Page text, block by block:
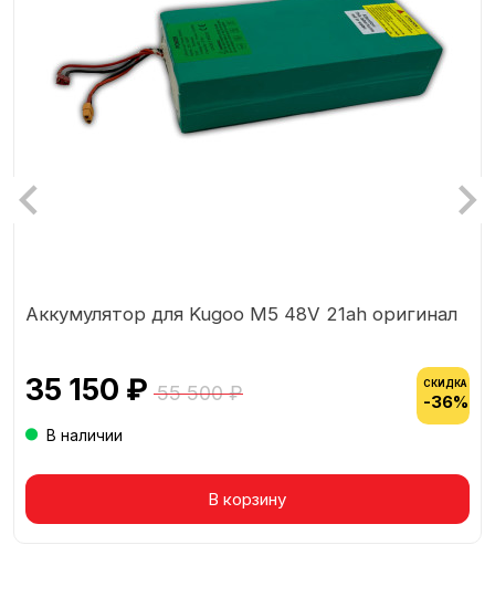
Товар в корзине
Аккумулятор для Kugoo M5 48V 21ah оригинал
35 150 ₽ 55 500 ₽ СКИДКА
-36%
В наличии
В корзину